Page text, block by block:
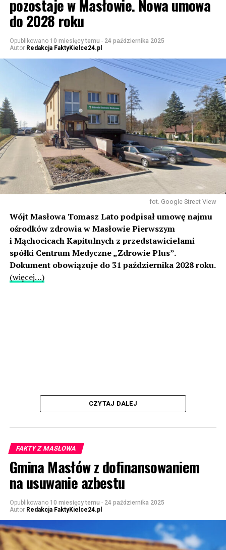
pozostaje w Masłowie. Nowa umowa
do 2028 roku
Opublikowano 10 miesięcy temu - 24 października 2025
Autor Redakcja FaktyKielce24.pl
fot. Google Street View
Wójt Masłowa Tomasz Lato podpisał umowę najmu
ośrodków zdrowia w Masłowie Pierwszym
i Mąchocicach Kapitulnych z przedstawicielami
spółki Centrum Medyczne „Zdrowie Plus”.
Dokument obowiązuje do 31 października 2028 roku.
(więcej…)
CZYTAJ DALEJ
FAKTY Z MASŁOWA
Gmina Masłów z dofinansowaniem
na usuwanie azbestu
Opublikowano 10 miesięcy temu - 24 października 2025
Autor Redakcja FaktyKielce24.pl